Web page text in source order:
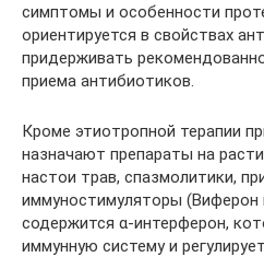
симптомы и особенности
ориентируется в свойствах
придерживать
приема антибиотиков.
Кроме этиотропной терапии
назначают препараты на
настои трав, спазмолитики,
иммуностимуляторы (Виферон
содержится α-интерферон,
иммунную систему и